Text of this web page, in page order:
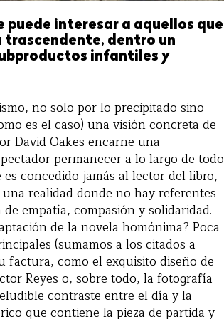
interesar a aquellos que
trascendente, dentro un
infantiles y
no solo por lo precipitado sino
es el caso) una visión concreta de
David Oakes encarne una
permanecer a lo largo de todo
concedido jamás al lector del libro,
realidad donde no hay referentes
empatía, compasión y solidaridad.
de la novela homónima? Poca
(sumamos a los citados a
factura, como el exquisito diseño de
Reyes o, sobre todo, la fotografía
contraste entre el día y la
que contiene la pieza de partida y